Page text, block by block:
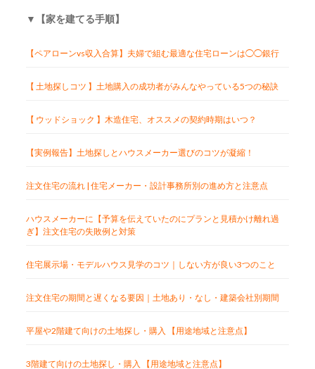
▼【家を建てる手順】
【ペアローンvs収入合算】夫婦で組む最適な住宅ローンは◯◯銀行
【 土地探しコツ 】土地購入の成功者がみんなやっている5つの秘訣
【 ウッドショック 】木造住宅、オススメの契約時期はいつ？
【実例報告】土地探しとハウスメーカー選びのコツが凝縮！
注文住宅の流れ | 住宅メーカー・設計事務所別の進め方と注意点
ハウスメーカーに【予算を伝えていたのにプランと見積かけ離れ過
ぎ】注文住宅の失敗例と対策
住宅展示場・モデルハウス見学のコツ｜しない方が良い3つのこと
注文住宅の期間と遅くなる要因｜土地あり・なし・建築会社別期間
平屋や2階建て向けの土地探し・購入 【用途地域と注意点】
3階建て向けの土地探し・購入 【用途地域と注意点】